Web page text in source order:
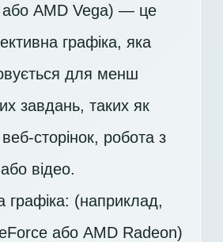
або AMD Vega) — це
графіка, яка
для менш
завдань, таких як
сторінок, робота з
відео.
графіка: (наприклад,
або AMD Radeon)